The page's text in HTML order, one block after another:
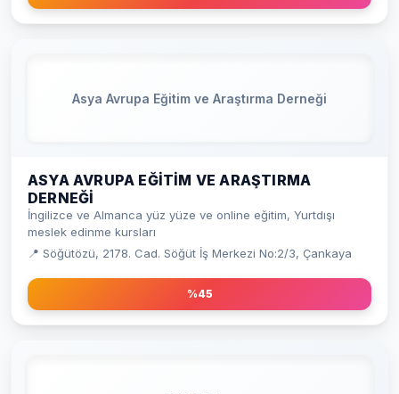
Asya Avrupa Eğitim ve Araştırma Derneği
ASYA AVRUPA EĞITIM VE ARAŞTIRMA
DERNEĞI
İngilizce ve Almanca yüz yüze ve online eğitim, Yurtdışı
meslek edinme kursları
📍 Söğütözü, 2178. Cad. Söğüt İş Merkezi No:2/3, Çankaya
%45